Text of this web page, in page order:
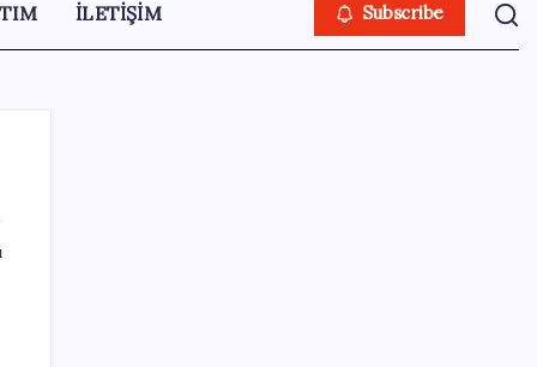
İLETİŞİM Subscribe